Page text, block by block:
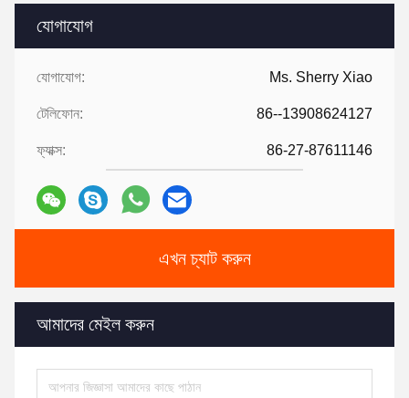
যোগাযোগ
যোগাযোগ: Ms. Sherry Xiao
টেলিফোন: 86--13908624127
ফ্যাক্স: 86-27-87611146
এখন চ্যাট করুন
আমাদের মেইল করুন